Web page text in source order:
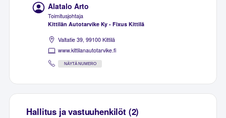
Alatalo Arto
Toimitusjohtaja
Kittilän Autotarvike Ky - Fixus Kittilä
Valtatie 39, 99100 Kittilä
www.kittilanautotarvike.fi
NÄYTÄ NUMERO
Hallitus ja vastuuhenkilöt (2)